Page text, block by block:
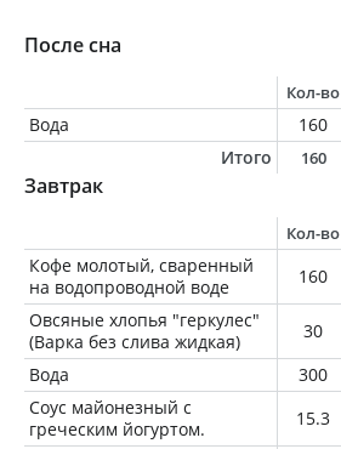
После сна
Кол-во
Вода 160
Итого
160
Завтрак
Кол-во
Кофе молотый, сваренный
на водопроводной воде
160
Овсяные хлопья "геркулес"
(Варка без слива жидкая)
30
Вода
300
Соус майонезный с
греческим йогуртом.
15.3